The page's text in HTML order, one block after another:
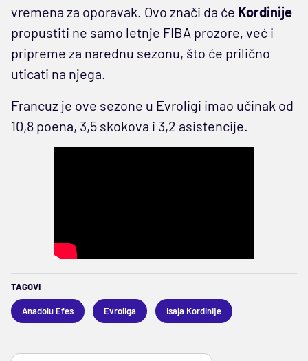
vremena za oporavak. Ovo znači da će Kordinije
propustiti ne samo letnje FIBA prozore, već i
pripreme za narednu sezonu, što će prilično
uticati na njega.
Francuz je ove sezone u Evroligi imao učinak od
10,8 poena, 3,5 skokova i 3,2 asistencije.
TAGOVI
Anadolu Efes Evroliga Isaja Kordinije